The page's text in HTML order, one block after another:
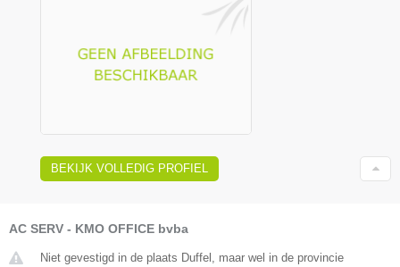
BEKIJK VOLLEDIG PROFIEL
AC SERV - KMO OFFICE bvba
Niet gevestigd in de plaats Duffel, maar wel in de provincie